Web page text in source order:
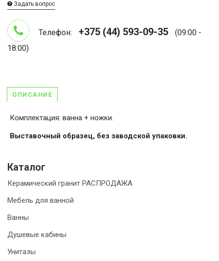
Задать вопрос
Телефон: +375 (44) 593-09-35
(09:00 -
18:00)
ОПИСАНИЕ
Комплектация: ванна + ножки.
Выставочный образец, без заводской упаковки.
Каталог
Керамический гранит РАСПРОДАЖА
Мебель для ванной
Ванны
Душевые кабины
Унитазы